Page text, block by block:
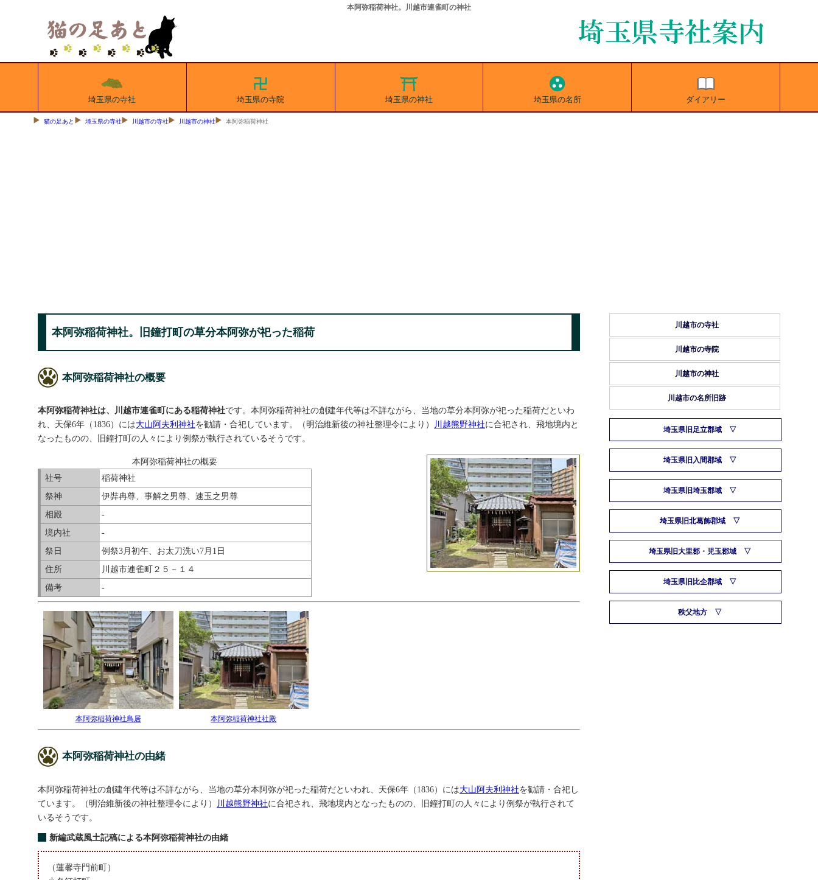
本阿弥稲荷神社。川越市連雀町の神社
埼玉県の寺社 埼玉県の寺院 埼玉県の神社 埼玉県の名所 ダイアリー
猫の足あと 埼玉県の寺社 川越市の寺社 川越市の神社 本阿弥稲荷神社
本阿弥稲荷神社。旧鐘打町の草分本阿弥が祀った稲荷
本阿弥稲荷神社の概要
本阿弥稲荷神社は、川越市連雀町にある稲荷神社です。本阿弥稲荷神社の創建年代等は不詳ながら、当地の草分本阿弥が祀った稲荷だといわ
れ、天保6年（1836）には大山阿夫利神社を勧請・合祀しています。（明治維新後の神社整理令により） 川越熊野神社に合祀され、飛地境内と
なったものの、旧鐘打町の人々により例祭が執行されているそうです。
本阿弥稲荷神社の概要
社号
稲荷神社
祭神
伊弉冉尊、事解之男尊、速玉之男尊
相殿
-
境内社
-
祭日
例祭3月初午、お太刀洗い7月1日
住所
川越市連雀町２５－１４
備考
-
本阿弥稲荷神社鳥居 本阿弥稲荷神社社殿
本阿弥稲荷神社の由緒
本阿弥稲荷神社の創建年代等は不詳ながら、当地の草分本阿弥が祀った稲荷だといわれ、天保6年（1836）には大山阿夫利神社を勧請・合祀し
ています。（明治維新後の神社整理令により）
川越熊野神社に合祀され、飛地境内となったものの、旧鐘打町の人々により例祭が執行されて
いるそうです。
新編武蔵風土記稿による本阿弥稲荷神社の由緒
（蓮馨寺門前町）
川越市の寺社
川越市の寺院
川越市の神社
川越市の名所旧跡
埼玉県旧足立郡域
埼玉県旧入間郡域
埼玉県旧埼玉郡域
埼玉県旧北葛飾郡域
埼玉県旧大里郡・児玉郡域
埼玉県旧比企郡域
秩父地方